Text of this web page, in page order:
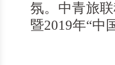
氛。中青旅
暨2019年“中